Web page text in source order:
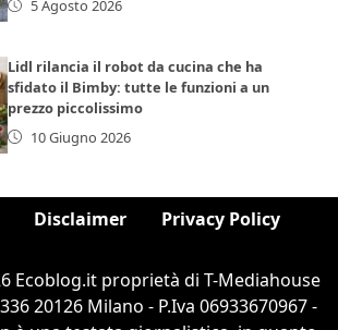
5 Agosto 2026
Lidl rilancia il robot da cucina che ha
sfidato il Bimby: tutte le funzioni a un
prezzo piccolissimo
10 Giugno 2026
Disclaimer Privacy Policy
Ecoblog.it proprietà di T-Mediahouse
20126 Milano - P.Iva 06933670967 -